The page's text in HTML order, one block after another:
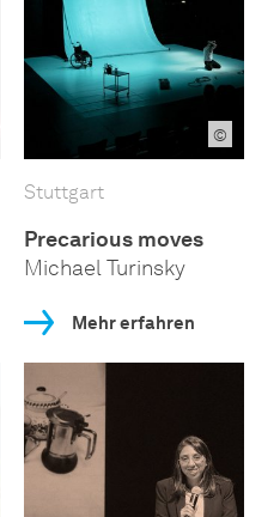
©
Stuttgart
Precarious moves
Michael Turinsky
Mehr erfahren